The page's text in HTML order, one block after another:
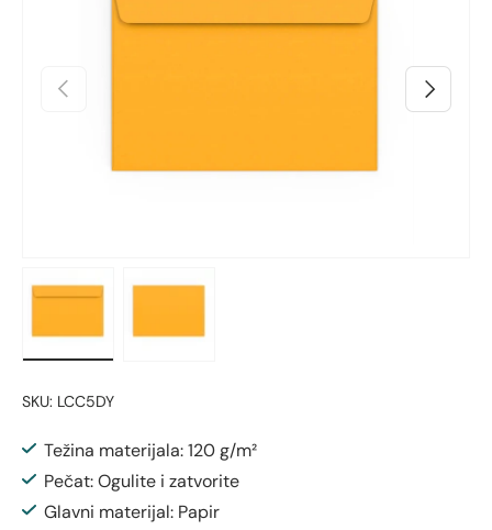
Prethodno Sljedeći
SKU: LCC5DY
Težina materijala: 120 g/m²
Pečat: Ogulite i zatvorite
Glavni materijal: Papir